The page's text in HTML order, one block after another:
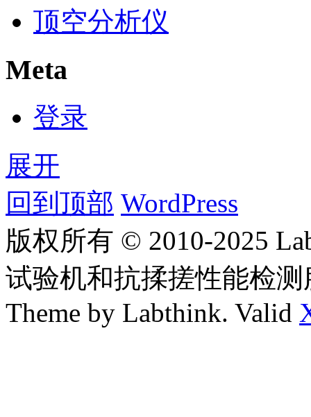
顶空分析仪
Meta
登录
展开
回到顶部 WordPress
版权所有 © 2010-2025
试验机和抗揉搓性能检
Theme by Labthink. Valid